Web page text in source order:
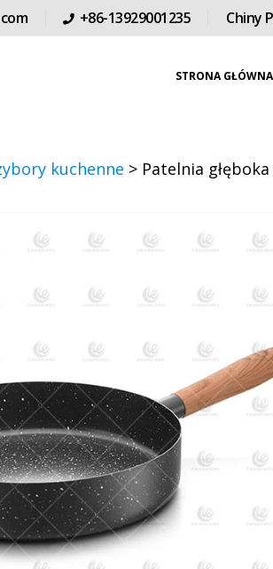
+86-13929001235 Chiny
STRONA GŁÓWNA
kuchenne > Patelnia